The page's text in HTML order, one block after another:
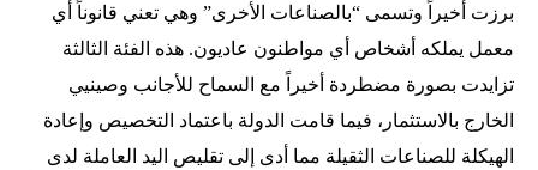
برزت أخيراً وتسمى “بالصناعات الأخرى” وهي تعني قانوناً أي
معمل يملكه أشخاص أي مواطنون عاديون. هذه الفئة الثالثة
تزايدت بصورة مضطردة أخيراً مع السماح للأجانب وصينيي
الخارج بالاستثمار، فيما قامت الدولة باعتماد التخصيص وإعادة
الهيكلة للصناعات الثقيلة مما أدى إلى تقليص اليد العاملة لدى